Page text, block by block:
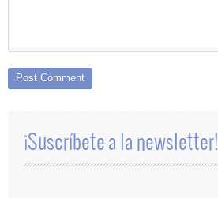
¡Suscríbete a la newsletter!